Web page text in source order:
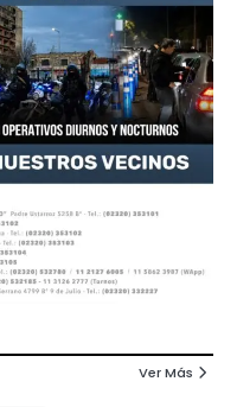
Ver Más